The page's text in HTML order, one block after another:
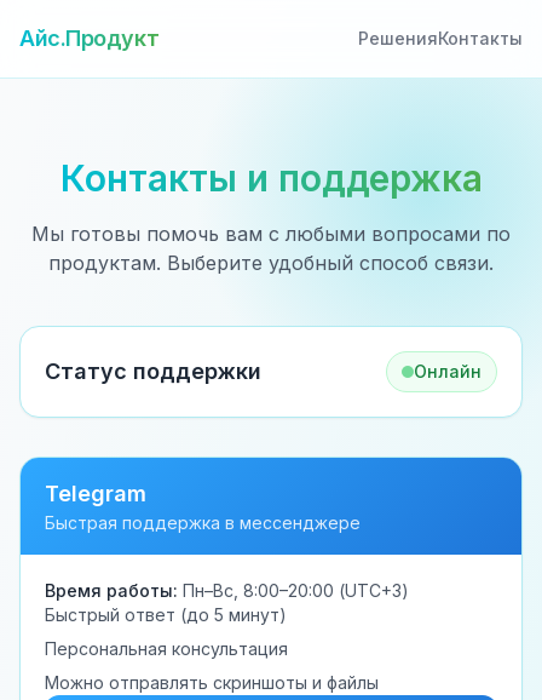
Айс.Продукт РешенияКонтакты
Контакты и поддержка
Мы готовы помочь вам с любыми вопросами по
продуктам. Выберите удобный способ связи.
Статус поддержки Онлайн
Telegram
Быстрая поддержка в мессенджере
Время работы: Пн–Вс, 8:00–20:00 (UTC+3)
Быстрый ответ (до 5 минут)
Персональная консультация
Можно отправлять скриншоты и файлы